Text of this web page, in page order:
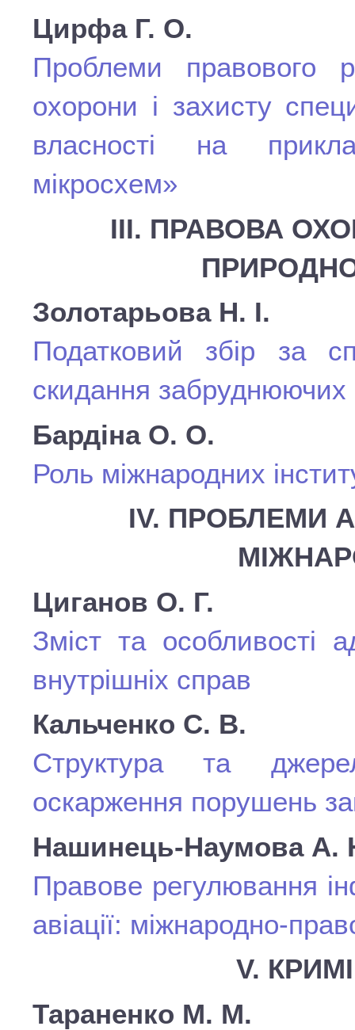
Цирфа Г. О.
Проблеми правового
охорони і захисту
власності на
мікросхем»
ІІІ. ПРАВОВА
Золотарьова Н. І.
Податковий збір за
скидання забруднюючих
Бардіна О. О.
Роль міжнародних
ІV. ПРОБЛЕМИ
Циганов О. Г.
Зміст та особливості
внутрішніх справ
Кальченко С. В.
Структура та
оскарження порушень
Нашинець-Наумова А.
Правове регулювання
авіації: міжнародно-
V.
Тараненко М. М.